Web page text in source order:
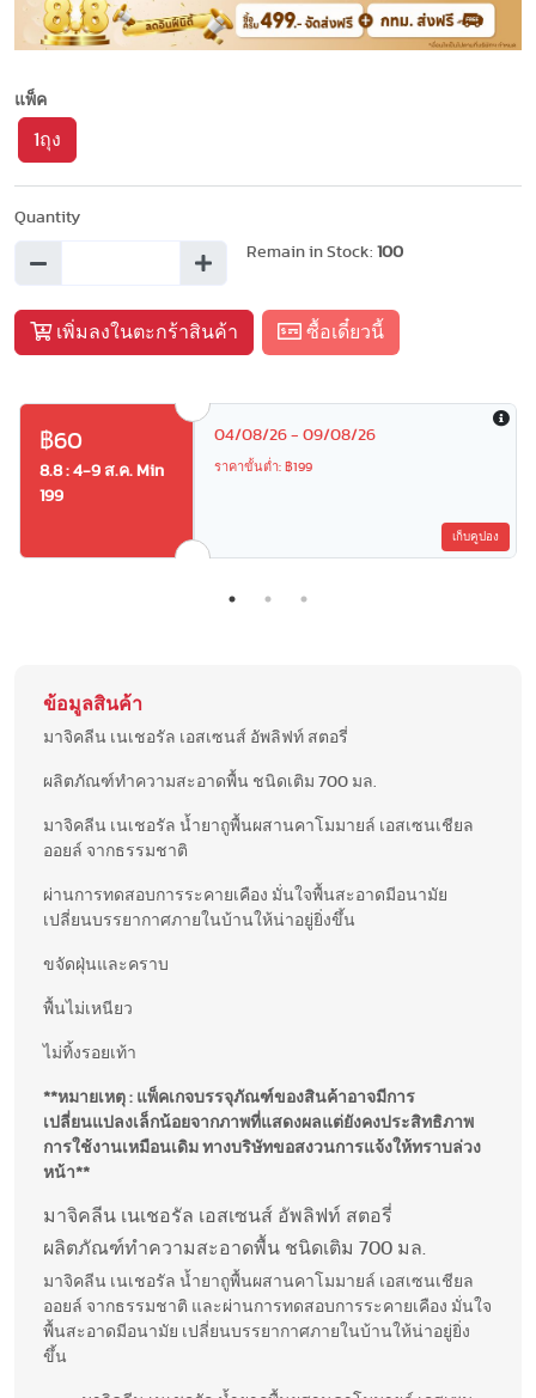
แพ็ค
1ถุง
Quantity
Remain in Stock: 100
เพิ่มลงในตะกร้าสินค้า ซื้อเดี๋ยวนี้
฿60
8.8 : 4-9 ส.ค. Min
199
04/08/26 - 09/08/26
ราคาขั้นต่ำ: ฿199
เก็บคูปอง
ข้อมูลสินค้า
มาจิคลีน เนเชอรัล เอสเซนส์ อัพลิฟท์ สตอรี่
ผลิตภัณฑ์ทำความสะอาดพื้น ชนิดเติม 700 มล.
มาจิคลีน เนเชอรัล น้ำยาถูพื้นผสานคาโมมายล์ เอสเซนเชียล
ออยล์ จากธรรมชาติ
ผ่านการทดสอบการระคายเคือง มั่นใจพื้นสะอาดมีอนามัย
เปลี่ยนบรรยากาศภายในบ้านให้น่าอยู่ยิ่งขึ้น
ขจัดฝุ่นและคราบ
พื้นไม่เหนียว
ไม่ทิ้งรอยเท้า
**หมายเหตุ : แพ็คเกจบรรจุภัณฑ์ของสินค้าอาจมีการ
เปลี่ยนแปลงเล็กน้อยจากภาพที่แสดงผลแต่ยังคงประสิทธิภาพ
การใช้งานเหมือนเดิม ทางบริษัทขอสงวนการแจ้งให้ทราบล่วง
หน้า**
มาจิคลีน เนเชอรัล เอสเซนส์ อัพลิฟท์ สตอรี่
ผลิตภัณฑ์ทำความสะอาดพื้น ชนิดเติม 700 มล.
มาจิคลีน เนเชอรัล น้ำยาถูพื้นผสานคาโมมายล์ เอสเซนเชียล
ออยล์ จากธรรมชาติ และผ่านการทดสอบการระคายเคือง มั่นใจ
พื้นสะอาดมีอนามัย เปลี่ยนบรรยากาศภายในบ้านให้น่าอยู่ยิ่ง
ขึ้น